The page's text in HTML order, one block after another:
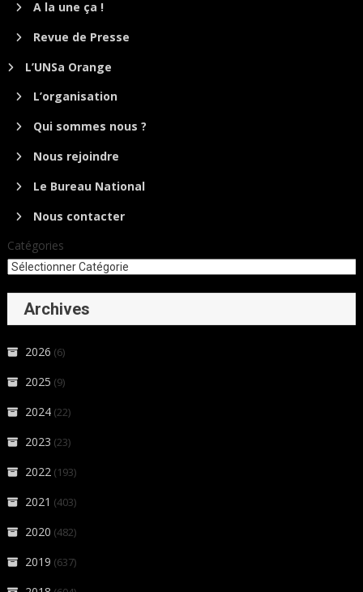
A la une ça !
Revue de Presse
L’UNSa Orange
L’organisation
Qui sommes nous ?
Nous rejoindre
Le Bureau National
Nous contacter
Catégories
Archives
2026 (6)
2025 (9)
2024 (22)
2023 (23)
2022 (193)
2021 (403)
2020 (482)
2019 (637)